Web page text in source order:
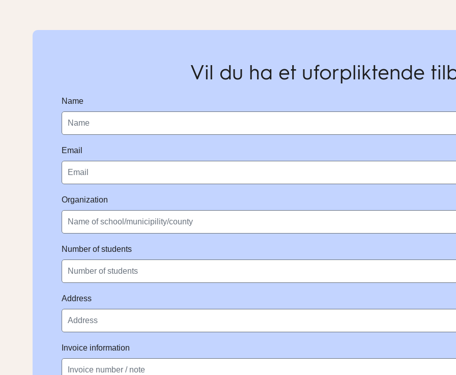
Vil du ha et uforpliktende
Name
Email
Organization
Number of students
Address
Invoice information